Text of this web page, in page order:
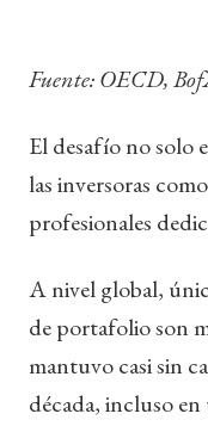
Fuente: OECD,
El desafío no solo
las inversoras
profesionales
A nivel global,
de portafolio son
mantuvo casi sin
década, incluso